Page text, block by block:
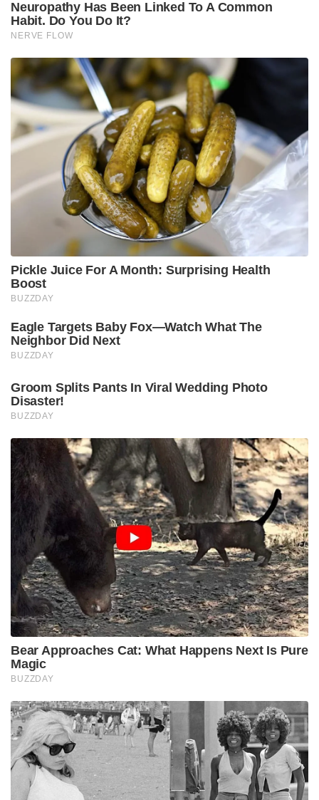
कंडीशन बस, डीलक्स बस, उत्तरा डीलक्स बस, टॉयलेट
अल्ट्रा डीलक्स बस जैसी सेवाएं प्रदान करता है। तमिलनाडु
अंजाम दे रहा है और आंध्र प्रदेश, कर्नाटक, केरल और
पुडुचेरी जैसे पड़ोसी राज्यों में परिवहन सेवाओं का परिवहन कर
रहा है। TNSTC अनुबंध और पर्यटन सेवाएं भी प्रदान करता
है। इसलिए, जनता को मुफ्त यात्रा ऑफ़र प्राप्त करने के लिए
ऑनलाइन टिकट से लाभ और लाभ उठाने का आग्रह किया
जाता है।
Tags: TNSTC ऑनलाइन टिकट बुकिंग कमी किलामबक्कम
तमिलनाडु परिवहन निगम बस बस सेवा सार्वजनिक परिवहन